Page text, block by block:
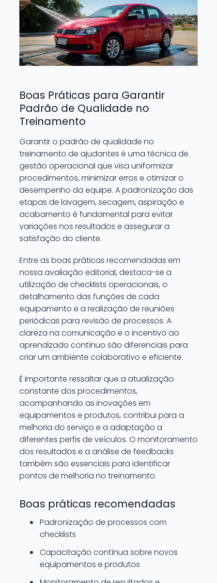
Boas Práticas para Garantir
Padrão de Qualidade no
Treinamento
Garantir o padrão de qualidade no
treinamento de ajudantes é uma técnica de
gestão operacional que visa uniformizar
procedimentos, minimizar erros e otimizar o
desempenho da equipe. A padronização das
etapas de lavagem, secagem, aspiração e
acabamento é fundamental para evitar
variações nos resultados e assegurar a
satisfação do cliente.
Entre as boas práticas recomendadas em
nossa avaliação editorial, destaca-se a
utilização de checklists operacionais, o
detalhamento das funções de cada
equipamento e a realização de reuniões
periódicas para revisão de processos. A
clareza na comunicação e o incentivo ao
aprendizado contínuo são diferenciais para
criar um ambiente colaborativo e eficiente.
É importante ressaltar que a atualização
constante dos procedimentos,
acompanhando as inovações em
equipamentos e produtos, contribui para a
melhoria do serviço e a adaptação a
diferentes perfis de veículos. O monitoramento
dos resultados e a análise de feedbacks
também são essenciais para identificar
pontos de melhoria no treinamento.
Boas práticas recomendadas
Padronização de processos com
checklists
Capacitação contínua sobre novos
equipamentos e produtos